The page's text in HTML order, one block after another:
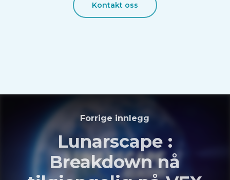
Kontakt oss
Forrige innlegg
Lunarscape :
Breakdown nå